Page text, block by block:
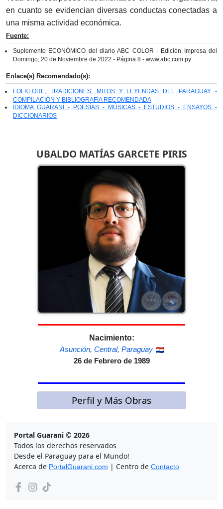
UBALDO MATÍAS GARCETE PIRIS
Nacimiento:
Asunción, Central, Paraguay
26 de Febrero de 1989
Perfil y Más Obras
en cuanto se evidencian diversas conductas conectadas a
una misma actividad económica.
Fuente:
Suplemento ECONÓMICO del diario ABC COLOR - Edición Impresa del
Domingo, 20 de Noviembre de 2022 - Página 8 - www.abc.com.py
Enlace(s) Recomendado(s):
FOLKLORE, TRADICIONES, MITOS Y LEYENDAS DEL PARAGUAY -
COMPILACIÓN Y BIBLIOGRAFÍA RECOMENDADA
IDIOMA GUARANÍ - POESÍAS - MÚSICAS - ESTUDIOS - ENSAYOS -
DICCIONARIOS
Portal Guarani © 2026
Todos los derechos reservados
Desde el Paraguay para el Mundo!
Acerca de PortalGuarani.com | Centro de Contacto